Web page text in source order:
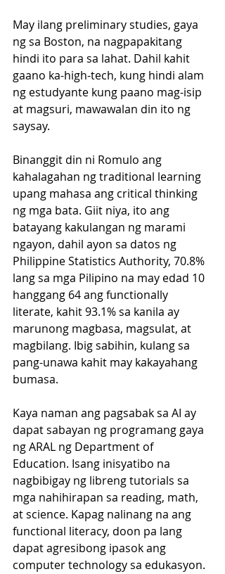
May ilang preliminary studies, gaya
ng sa Boston, na nagpapakitang
hindi ito para sa lahat. Dahil kahit
gaano ka-high-tech, kung hindi alam
ng estudyante kung paano mag-isip
at magsuri, mawawalan din ito ng
saysay.
Binanggit din ni Romulo ang
kahalagahan ng traditional learning
upang mahasa ang critical thinking
ng mga bata. Giit niya, ito ang
batayang kakulangan ng marami
ngayon, dahil ayon sa datos ng
Philippine Statistics Authority, 70.8%
lang sa mga Pilipino na may edad 10
hanggang 64 ang functionally
literate, kahit 93.1% sa kanila ay
marunong magbasa, magsulat, at
magbilang. Ibig sabihin, kulang sa
pang-unawa kahit may kakayahang
bumasa.
Kaya naman ang pagsabak sa AI ay
dapat sabayan ng programang gaya
ng ARAL ng Department of
Education. Isang inisyatibo na
nagbibigay ng libreng tutorials sa
mga nahihirapan sa reading, math,
at science. Kapag nalinang na ang
functional literacy, doon pa lang
dapat agresibong ipasok ang
computer technology sa edukasyon.